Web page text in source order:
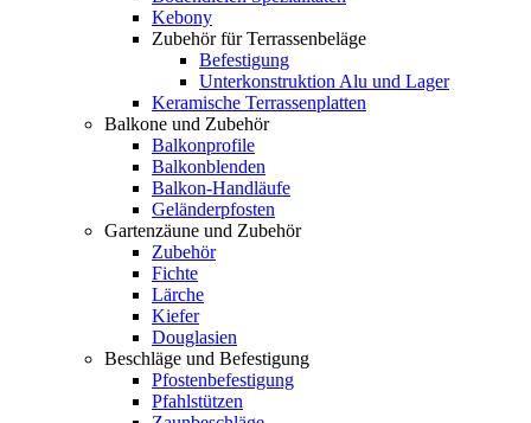
Kebony
Zubehör für Terrassenbeläge
Befestigung
Unterkonstruktion Alu und Lager
Keramische Terrassenplatten
Balkone und Zubehör
Balkonprofile
Balkonblenden
Balkon-Handläufe
Geländerpfosten
Gartenzäune und Zubehör
Zubehör
Fichte
Lärche
Kiefer
Douglasien
Beschläge und Befestigung
Pfostenbefestigung
Pfahlstützen